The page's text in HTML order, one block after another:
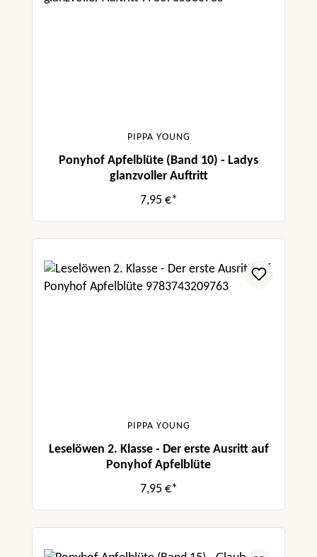
PIPPA YOUNG
Ponyhof Apfelblüte (Band 10) - Ladys
glanzvoller Auftritt
7,95 €*
PIPPA YOUNG
Leselöwen 2. Klasse - Der erste Ausritt auf
Ponyhof Apfelblüte
7,95 €*